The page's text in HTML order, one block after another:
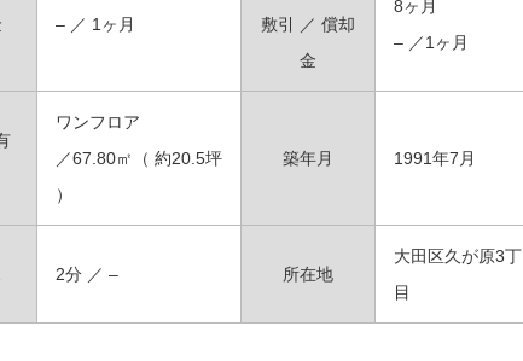
– ／ 1ヶ月
敷引 ／ 償却
金
8ヶ月
– ／1ヶ月
ワンフロア
／67.80㎡（ 約20.5坪
）
築年月 1991年7月
2分 ／ – 所在地
大田区久が原3丁
目